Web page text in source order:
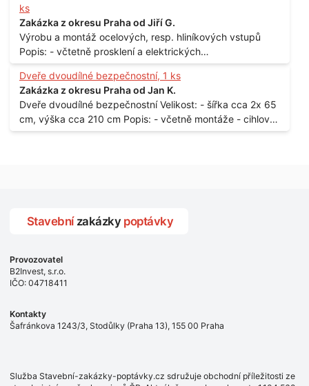
ks
Zakázka z okresu Praha od Jiří G.
Výrobu a montáž ocelových, resp. hliníkových vstupů
Popis: - včtetně prosklení a elektrických
samozamýkacích zámků pro panelový dům - jedná se o
vchodové dveře umístěné v zarámovaném a proskleném
portálu - předmětem dodávky bude i demontáž
stávajících a už nevyhovujících prosklených,
umělohmotných vstupů Množství: - 8 ks Lokalita: - 7, 9,
Dveře dvoudílné bezpečnostní, 1 ks
Zakázka z okresu Praha od Jan K.
Dveře dvoudílné bezpečnostní Velikost: - šířka cca 2x 65
cm, výška cca 210 cm Popis: - včetně montáže - cihlový
dům, 2. patro - vchod z chodby - rozměry bez zárubní
Stavební zakázky poptávky
Provozovatel
B2Invest, s.r.o.
IČO: 04718411
Kontakty
Šafránkova 1243/3, Stodůlky (Praha 13), 155 00 Praha
Služba Stavební-zakázky-poptávky.cz sdružuje obchodní příležitosti ze